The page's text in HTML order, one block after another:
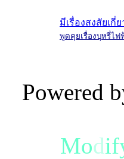
มีเรื่องสงสัยเกี่
พูดคุยเรื่องบุหรี่ไฟ
Powered
Modif